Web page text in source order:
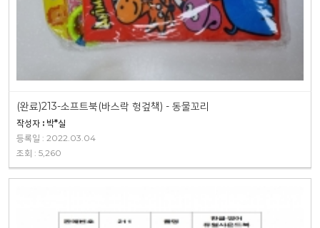
(완료)213-소프트북(바스락 헝겊책) - 동물꼬리
작성자 : 박*실
등록일 : 2022.03.04
조회 : 5,260